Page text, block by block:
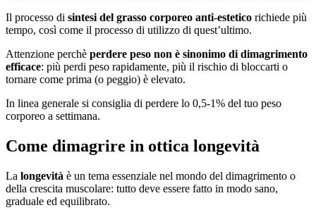
Il processo di sintesi del grasso corporeo anti-estetico richiede più
tempo, così come il processo di utilizzo di quest’ultimo.
Attenzione perchè perdere peso non è sinonimo di dimagrimento
efficace: più perdi peso rapidamente, più il rischio di bloccarti o
tornare come prima (o peggio) è elevato.
In linea generale si consiglia di perdere lo 0,5-1% del tuo peso
corporeo a settimana.
Come dimagrire in ottica longevità
La longevità è un tema essenziale nel mondo del dimagrimento o
della crescita muscolare: tutto deve essere fatto in modo sano,
graduale ed equilibrato.